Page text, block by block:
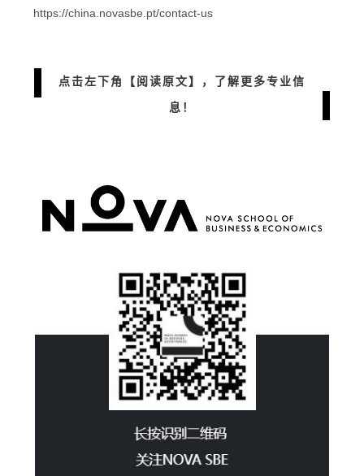
https://china.novasbe.pt/contact-us
点击左下角【阅读原文】，了解更多专业信
息 ！